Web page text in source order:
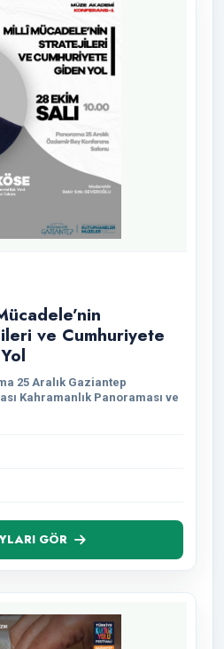
ve Cumhuriyete
25 Aralık Gaziantep
Kahramanlık Panoraması ve
GÖR